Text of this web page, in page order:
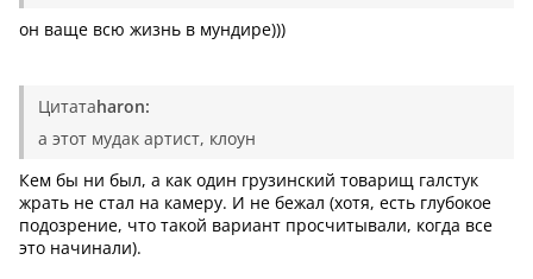
он ваще всю жизнь в мундире)))
Цитатаharon:
а этот мудак артист, клоун
Кем бы ни был, а как один грузинский товарищ галстук
жрать не стал на камеру. И не бежал (хотя, есть глубокое
подозрение, что такой вариант просчитывали, когда все
это начинали).